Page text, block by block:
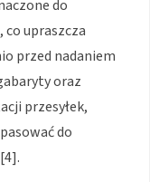
do
co upraszcza
przed nadaniem
oraz
przesyłek,
do